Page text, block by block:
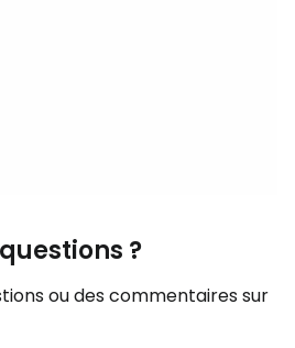
?
ou des commentaires sur